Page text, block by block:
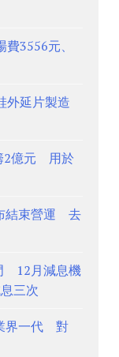
3556元、
外延片製造
2億元 用於
結束營運 去
12月減息機
三次
界一代 對